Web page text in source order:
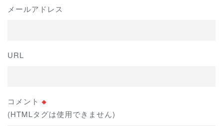
メールアドレス
URL
コメント ※
(HTMLタグは使用できません)